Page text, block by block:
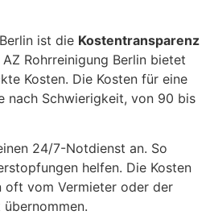
ist die Kostentransparenz
Rohrreinigung Berlin bietet
Kosten. Die Kosten für eine
nach Schwierigkeit, von 90 bis
24/7-Notdienst an. So
helfen. Die Kosten
oft vom Vermieter oder der